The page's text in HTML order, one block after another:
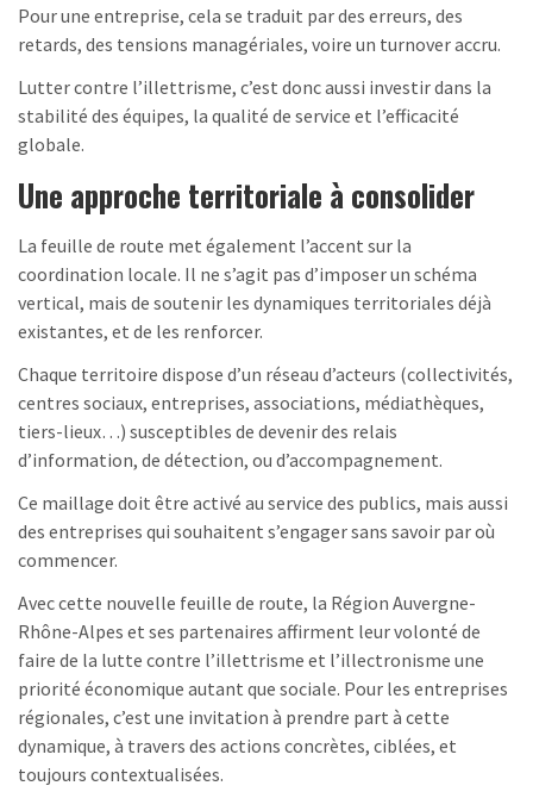
Pour une entreprise, cela se traduit par des erreurs, des
retards, des tensions managériales, voire un turnover accru.
Lutter contre l’illettrisme, c’est donc aussi investir dans la
stabilité des équipes, la qualité de service et l’efficacité
globale.
Une approche territoriale à consolider
La feuille de route met également l’accent sur la
coordination locale. Il ne s’agit pas d’imposer un schéma
vertical, mais de soutenir les dynamiques territoriales déjà
existantes, et de les renforcer.
Chaque territoire dispose d’un réseau d’acteurs (collectivités,
centres sociaux, entreprises, associations, médiathèques,
tiers-lieux…) susceptibles de devenir des relais
d’information, de détection, ou d’accompagnement.
Ce maillage doit être activé au service des publics, mais aussi
des entreprises qui souhaitent s’engager sans savoir par où
commencer.
Avec cette nouvelle feuille de route, la Région Auvergne-
Rhône-Alpes et ses partenaires affirment leur volonté de
faire de la lutte contre l’illettrisme et l’illectronisme une
priorité économique autant que sociale. Pour les entreprises
régionales, c’est une invitation à prendre part à cette
dynamique, à travers des actions concrètes, ciblées, et
toujours contextualisées.